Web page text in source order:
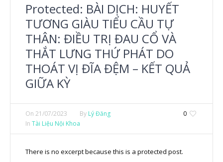
Protected: BÀI DỊCH: HUYẾT
TƯƠNG GIÀU TIỂU CẦU TỰ
THÂN: ĐIỀU TRỊ ĐAU CỔ VÀ
THẮT LƯNG THỨ PHÁT DO
THOÁT VỊ ĐĨA ĐỆM – KẾT QUẢ
GIỮA KỲ
0
On 21/07/2023 By Lý Đăng
In Tài Liệu Nội Khoa
There is no excerpt because this is a protected post.